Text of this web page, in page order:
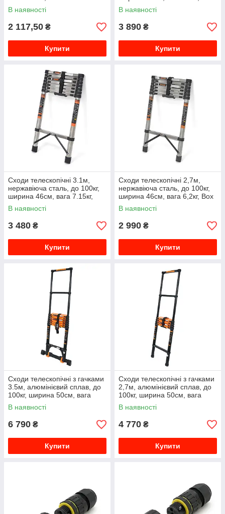
сплав, 5кг, Box
В наявності
2 117,50 ₴
Купити
В наявності
3 890 ₴
Купити
Сходи телескопічні 3.1м,
нержавіюча сталь, до 100кг,
ширина 46см, вага 7.15кг,
Box
В наявності
3 480 ₴
Купити
Сходи телескопічні 2,7м,
нержавіюча сталь, до 100кг,
ширина 46см, вага 6,2кг, Box
В наявності
2 990 ₴
Купити
Сходи телескопічні з гачками
3.5м, алюмінієвий сплав, до
100кг, ширина 50см, вага
10.6кг, Box
В наявності
6 790 ₴
Купити
Сходи телескопічні з гачками
2,7м, алюмінієвий сплав, до
100кг, ширина 50см, вага
7.2кг, Box
В наявності
4 770 ₴
Купити